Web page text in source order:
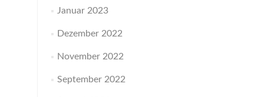
Januar 2023
Dezember 2022
November 2022
September 2022